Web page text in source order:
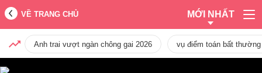
VỀ TRANG CHỦ MỚI NHẤT
Anh trai vượt ngàn chông gai 2026 vụ điểm toán bất